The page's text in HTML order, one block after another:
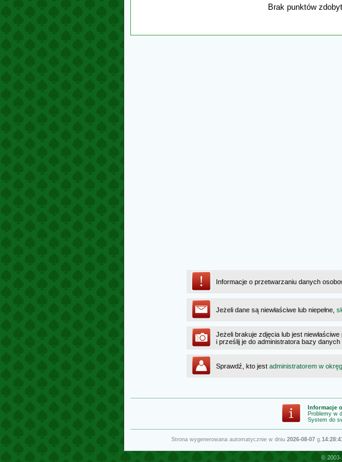
Brak punktów
Informacje o przetwarzaniu danych
Jeżeli dane są niewłaściwe lub niepełne,
Jeżeli brakuje zdjęcia lub jest
i prześlij je do administratora bazy danych
Sprawdź, kto jest administratorem w
Informacje
Problemy w
System do
Strona wygenerowana automatycznie w dniu 2026-08-07g.
© 2003-